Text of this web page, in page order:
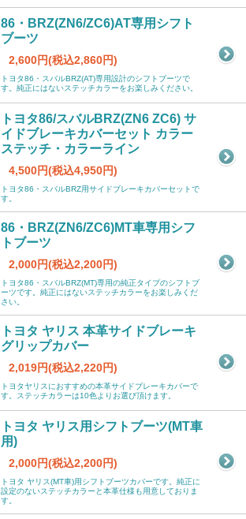
86・BRZ(ZN6/ZC6)AT専用シフト
ブーツ
2,600円(税込2,860円)
トヨタ86・スバルBRZ(AT)専用設計のシフトブーツで
す。純正にはないステッチカラーをお楽しみください。
トヨタ86/スバルBRZ(ZN6 ZC6) サ
イドブレーキカバーセット カラー
ステッチ・カラーライン
4,500円(税込4,950円)
トヨタ86・スバルBRZ用サイドブレーキカバーセットで
す。
86・BRZ(ZN6/ZC6)MT車専用シフ
トブーツ
2,000円(税込2,200円)
トヨタ86・スバルBRZ(MT)専用の純正タイプのシフトブ
ーツです。純正にはないステッチカラーをお楽しみくだ
さい。
トヨタ ヤリス 本革サイドブレーキ
グリップカバー
2,019円(税込2,220円)
トヨタヤリスにおすすめの本革サイドブレーキカバーで
す。ステッチカラーは10色よりお選び頂けます。
トヨタ ヤリス用シフトブーツ(MT車
用)
2,000円(税込2,200円)
トヨタ ヤリス(MT車)用シフトブーツカバーです。純正に
設定のないステッチカラーと本革仕様も用意しておりま
す。